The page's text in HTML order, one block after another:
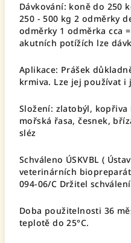
Dávkování: koně do 250
250 - 500 kg 2 odměrky
odměrky 1 odměrka cca
akutních potížích lze
Aplikace: Prášek
krmiva. Lze jej používat i
Složení: zlatobýl,
mořská řasa, česnek,
sléz
Schváleno ÚSKVBL (
veterinárních
094-06/C Držitel
Doba použitelnosti 36
teplotě do 25°C.